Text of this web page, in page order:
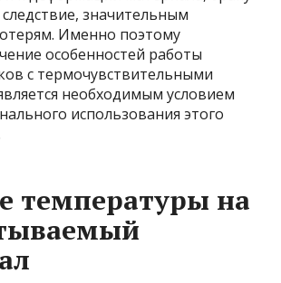
значительным
Именно поэтому
особенностей работы
с термочувствительными
необходимым условием
использования этого
температуры на